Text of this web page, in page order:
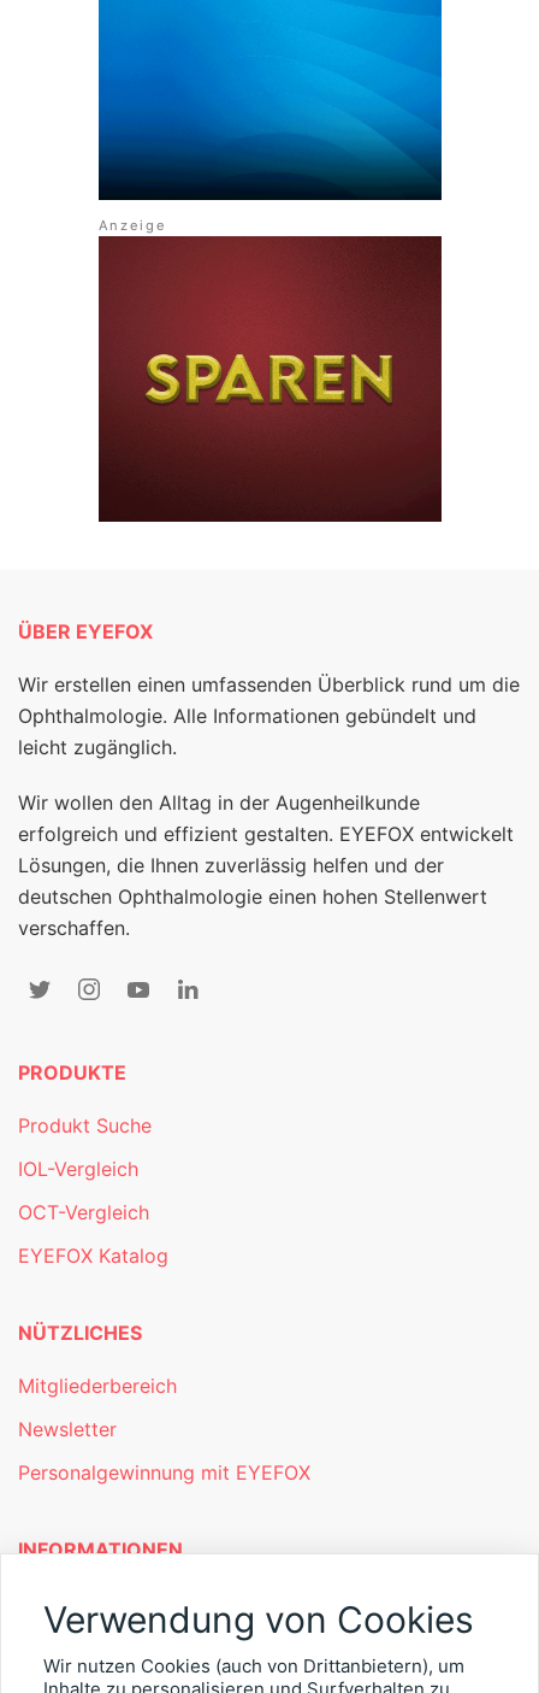
ÜBER EYEFOX
Wir erstellen einen umfassenden Überblick rund um die
Ophthalmologie. Alle Informationen gebündelt und
leicht zugänglich.
Wir wollen den Alltag in der Augenheilkunde
erfolgreich und effizient gestalten. EYEFOX entwickelt
Lösungen, die Ihnen zuverlässig helfen und der
deutschen Ophthalmologie einen hohen Stellenwert
verschaffen.
PRODUKTE
Produkt Suche
IOL-Vergleich
OCT-Vergleich
EYEFOX Katalog
NÜTZLICHES
Mitgliederbereich
Newsletter
Personalgewinnung mit EYEFOX
INFORMATIONEN
Was ist EYEFOX – Ihre Möglichkeiten
Verwendung von Cookies
Wir nutzen Cookies (auch von Drittanbietern), um